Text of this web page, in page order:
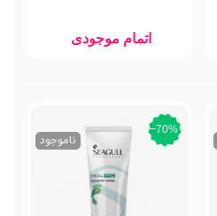
اتمام موجودی
‎−70%
ناموجود